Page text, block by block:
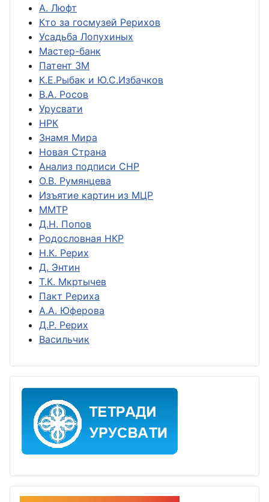
А. Люфт
Кто за госмузей Рерихов
Усадьба Лопухиных
Мастер-банк
Патент ЗМ
К.Е.Рыбак и Ю.С.Избачков
В.А. Росов
Урусвати
НРК
Знамя Мира
Новая Страна
Анализ подписи СНР
О.В. Румянцева
Изъятие картин из МЦР
ММТР
Д.Н. Попов
Родословная НКР
Н.К. Рерих
Д. Энтин
Т.К. Мкртычев
Пакт Рериха
А.А. Юферова
Д.Р. Рерих
Васильчик